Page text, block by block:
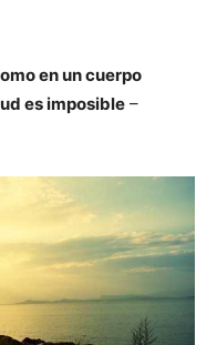
en un cuerpo
es imposible –